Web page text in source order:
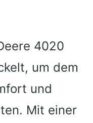
4020
um dem
und
Mit einer